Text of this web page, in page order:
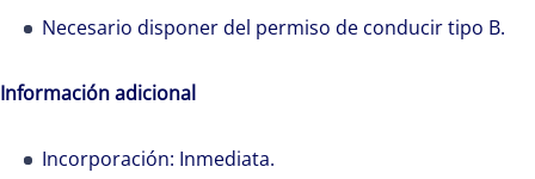
Necesario disponer del permiso de conducir tipo B.
Información adicional
Incorporación: Inmediata.